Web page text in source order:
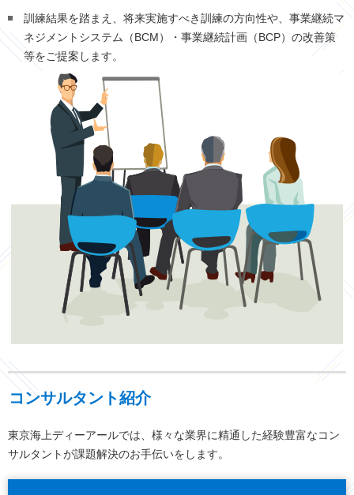
訓練結果を踏まえ、将来実施すべき訓練の方向性や、事業継続マ
ネジメントシステム（BCM）・事業継続計画（BCP）の改善策
等をご提案します。
コンサルタント紹介
東京海上ディーアールでは、様々な業界に精通した経験豊富なコン
サルタントが課題解決のお手伝いをします。